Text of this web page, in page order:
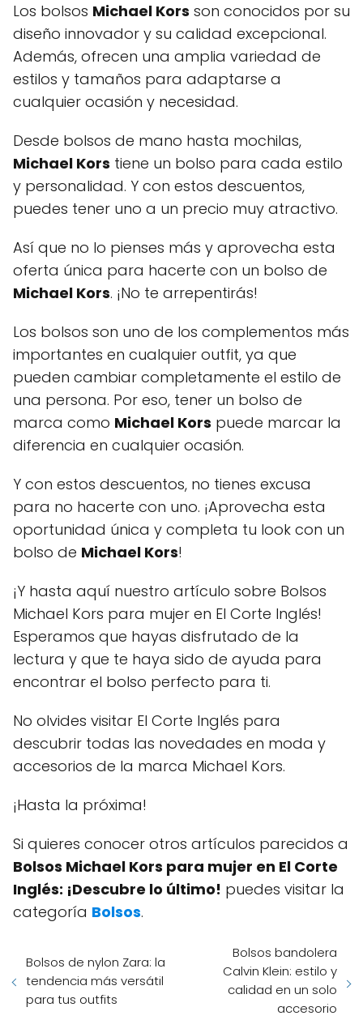
Los bolsos Michael Kors son conocidos por su
diseño innovador y su calidad excepcional.
Además, ofrecen una amplia variedad de
estilos y tamaños para adaptarse a
cualquier ocasión y necesidad.
Desde bolsos de mano hasta mochilas,
Michael Kors tiene un bolso para cada estilo
y personalidad. Y con estos descuentos,
puedes tener uno a un precio muy atractivo.
Así que no lo pienses más y aprovecha esta
oferta única para hacerte con un bolso de
Michael Kors. ¡No te arrepentirás!
Los bolsos son uno de los complementos más
importantes en cualquier outfit, ya que
pueden cambiar completamente el estilo de
una persona. Por eso, tener un bolso de
marca como Michael Kors puede marcar la
diferencia en cualquier ocasión.
Y con estos descuentos, no tienes excusa
para no hacerte con uno. ¡Aprovecha esta
oportunidad única y completa tu look con un
bolso de Michael Kors!
¡Y hasta aquí nuestro artículo sobre Bolsos
Michael Kors para mujer en El Corte Inglés!
Esperamos que hayas disfrutado de la
lectura y que te haya sido de ayuda para
encontrar el bolso perfecto para ti.
No olvides visitar El Corte Inglés para
descubrir todas las novedades en moda y
accesorios de la marca Michael Kors.
¡Hasta la próxima!
Si quieres conocer otros artículos parecidos a
Bolsos Michael Kors para mujer en El Corte
Inglés: ¡Descubre lo último! puedes visitar la
categoría Bolsos.
Bolsos de nylon Zara: la
tendencia más versátil
para tus outfits
Bolsos bandolera
Calvin Klein: estilo y
calidad en un solo
accesorio